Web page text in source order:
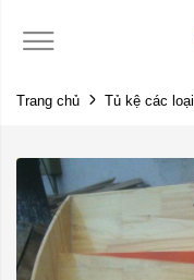
Trang chủ Tủ kệ các loại